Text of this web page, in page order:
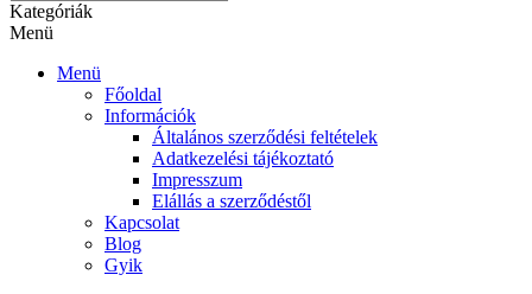
Kategóriák
Menü
Menü
Főoldal
Információk
Általános szerződési feltételek
Adatkezelési tájékoztató
Impresszum
Elállás a szerződéstől
Kapcsolat
Blog
Gyik